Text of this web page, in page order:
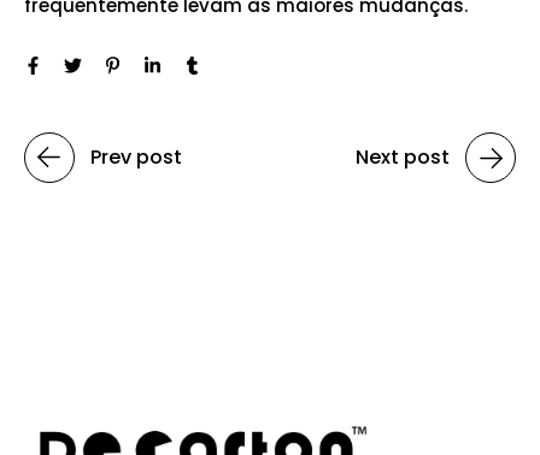
frequentemente levam às maiores mudanças.
Prev post Next post